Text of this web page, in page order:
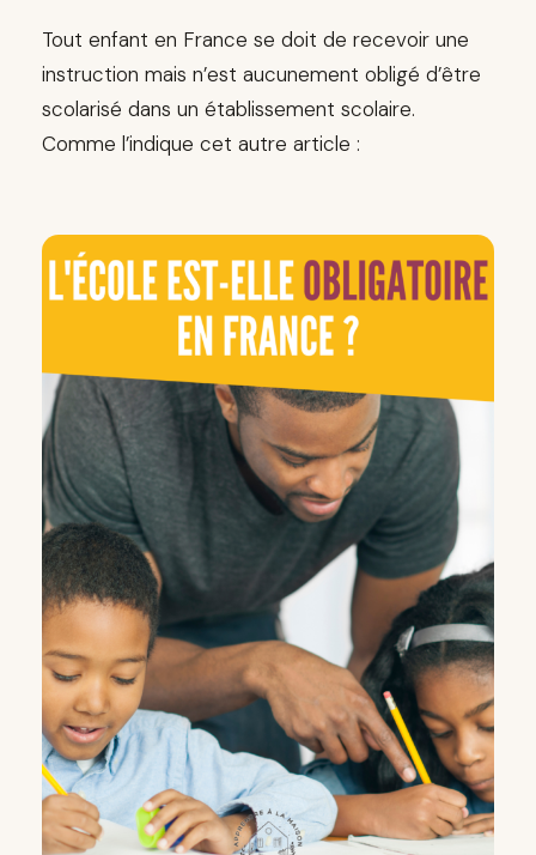
Tout enfant en France se doit de recevoir une
instruction mais n’est aucunement obligé d’être
scolarisé dans un établissement scolaire.
Comme l’indique cet autre article :